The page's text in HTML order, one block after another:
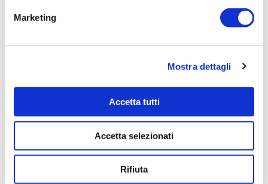
Marketing
Mostra dettagli
Accetta tutti
Accetta selezionati
Rifiuta
0